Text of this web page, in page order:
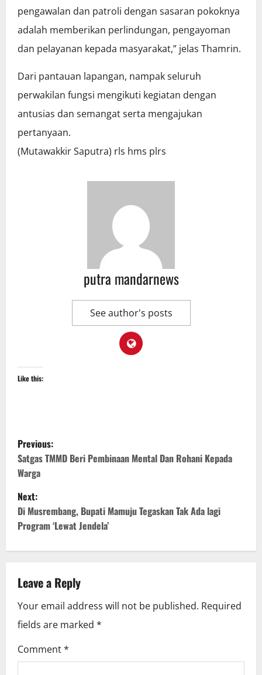
pengawalan dan patroli dengan sasaran pokoknya
adalah memberikan perlindungan, pengayoman
dan pelayanan kepada masyarakat,” jelas Thamrin.
Dari pantauan lapangan, nampak seluruh
perwakilan fungsi mengikuti kegiatan dengan
antusias dan semangat serta mengajukan
pertanyaan.
(Mutawakkir Saputra) rls hms plrs
putra mandarnews
See author's posts
Like this:
P
o
s
t
n
v
i
g
a
Previous:
Satgas TMMD Beri Pembinaan Mental Dan Rohani Kepada
Warga
Next:
Di Musrembang, Bupati Mamuju Tegaskan Tak Ada lagi
Program ‘Lewat Jendela’
Leave a Reply
Your email address will not be published. Required
fields are marked *
Comment*